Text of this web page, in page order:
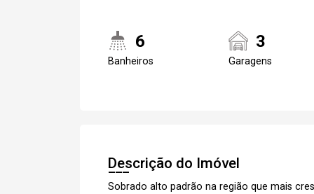
6
Banheiros
3
Garagens
Descrição do Imóvel
Sobrado alto padrão na região que mais